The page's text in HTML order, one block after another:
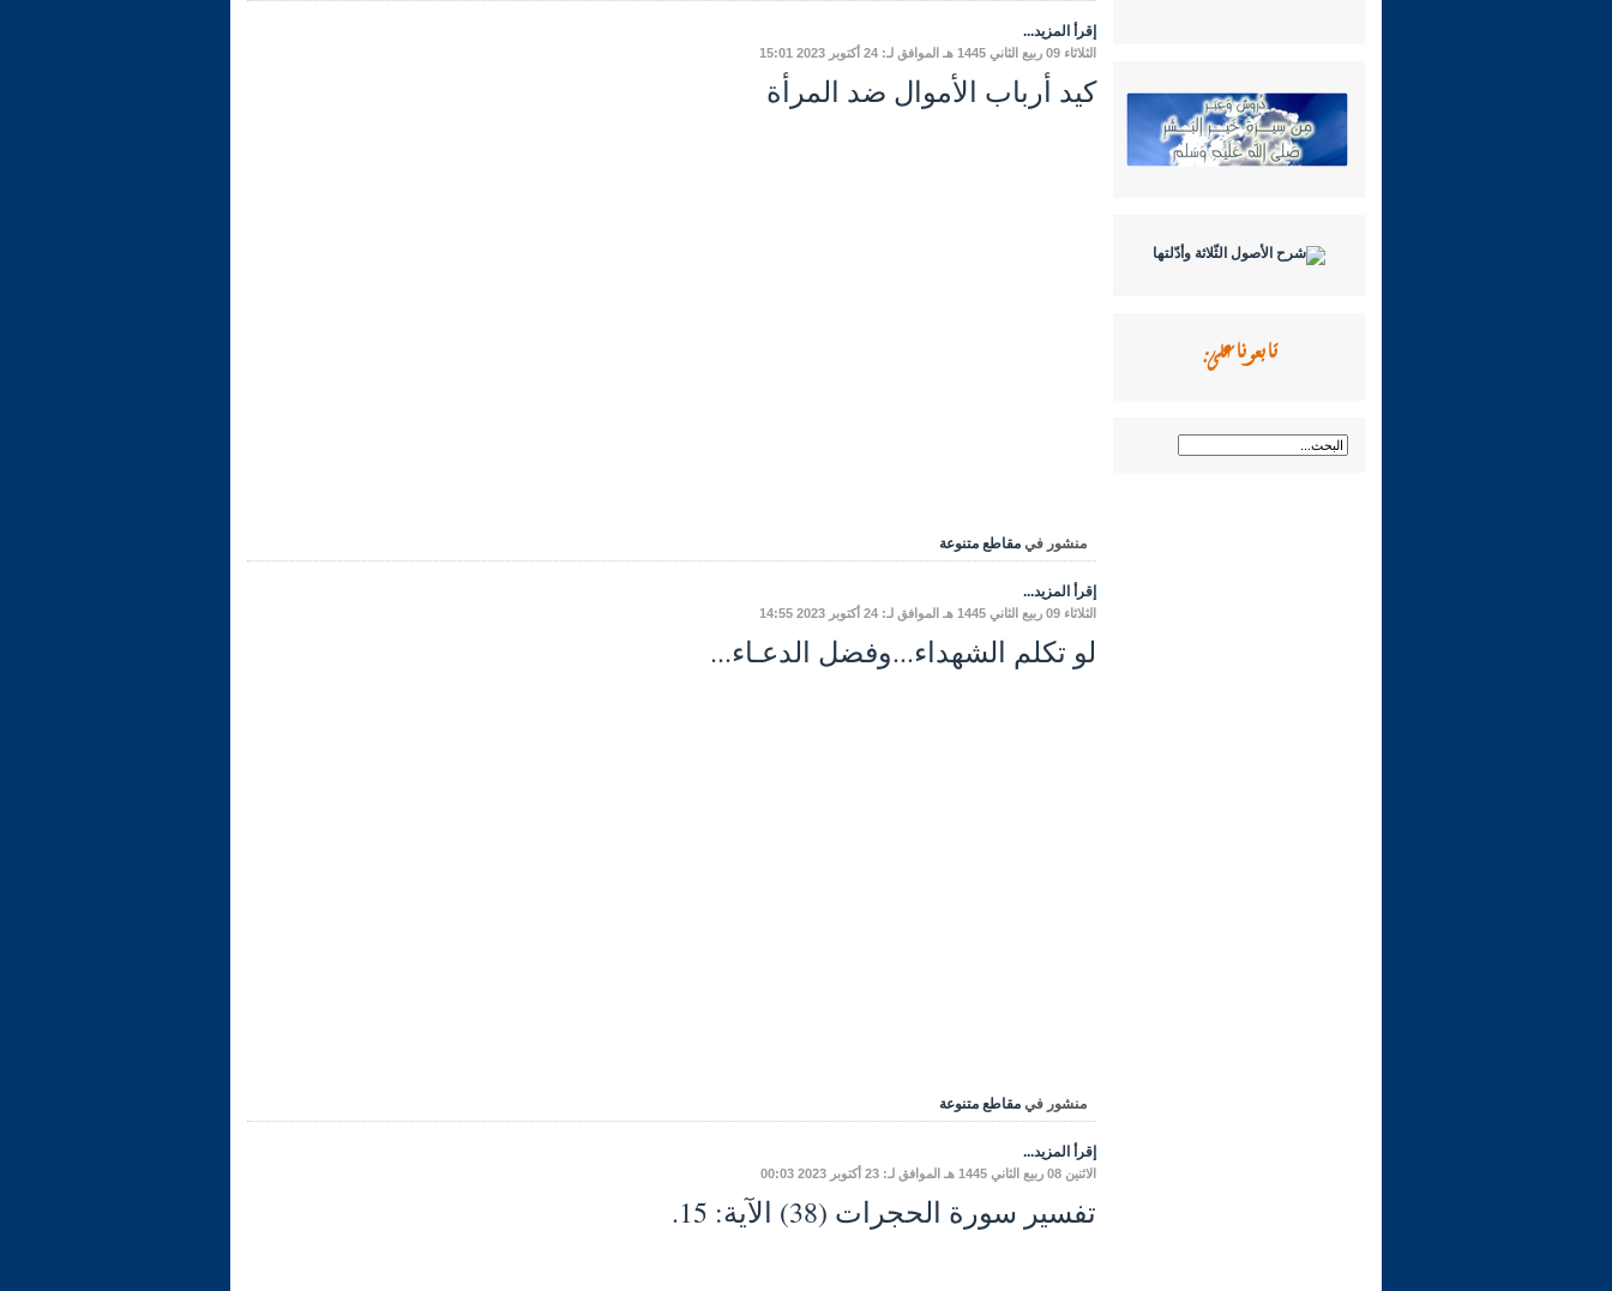
إقرأ المزيد...
الثلاثاء 09 ربيع الثاني 1445 هـ الموافق لـ: 24 أكتوبر 2023 15:01
كيد أرباب الأموال ضد المرأة
منشور في مقاطع متنوعة
إقرأ المزيد...
الثلاثاء 09 ربيع الثاني 1445 هـ الموافق لـ: 24 أكتوبر 2023 14:55
لو تكلم الشهداء...وفضل الدعـاء...
منشور في مقاطع متنوعة
إقرأ المزيد...
الاثنين 08 ربيع الثاني 1445 هـ الموافق لـ: 23 أكتوبر 2023 00:03
تفسير سورة الحجرات (38) الآية: 15.
تابعونا على: